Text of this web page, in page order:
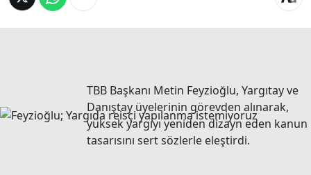
TBB Başkanı Metin Feyzioğlu, Yargıtay ve
Danıştay üyelerinin görevden alınarak,
yüksek yargıyı yeniden dizayn eden kanun
tasarısını sert sözlerle eleştirdi.